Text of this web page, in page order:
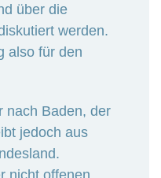
über die
werden.
also für den
nach Baden, der
jedoch aus